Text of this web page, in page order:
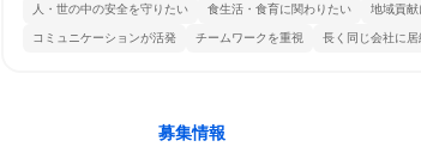
人・世の中の安全を守りたい 食生活・食育に関わりたい 地域貢献
コミュニケーションが活発 チームワークを重視 長く同じ会社に居
募集情報